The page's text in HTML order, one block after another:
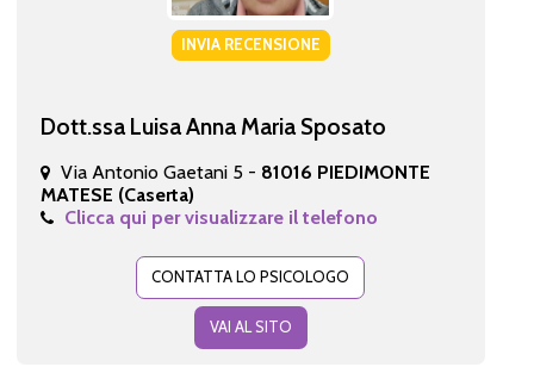
INVIA RECENSIONE
Dott.ssa Luisa Anna Maria Sposato
Via Antonio Gaetani 5 - 81016 PIEDIMONTE
MATESE (Caserta)
Clicca qui per visualizzare il telefono
CONTATTA LO PSICOLOGO
VAI AL SITO